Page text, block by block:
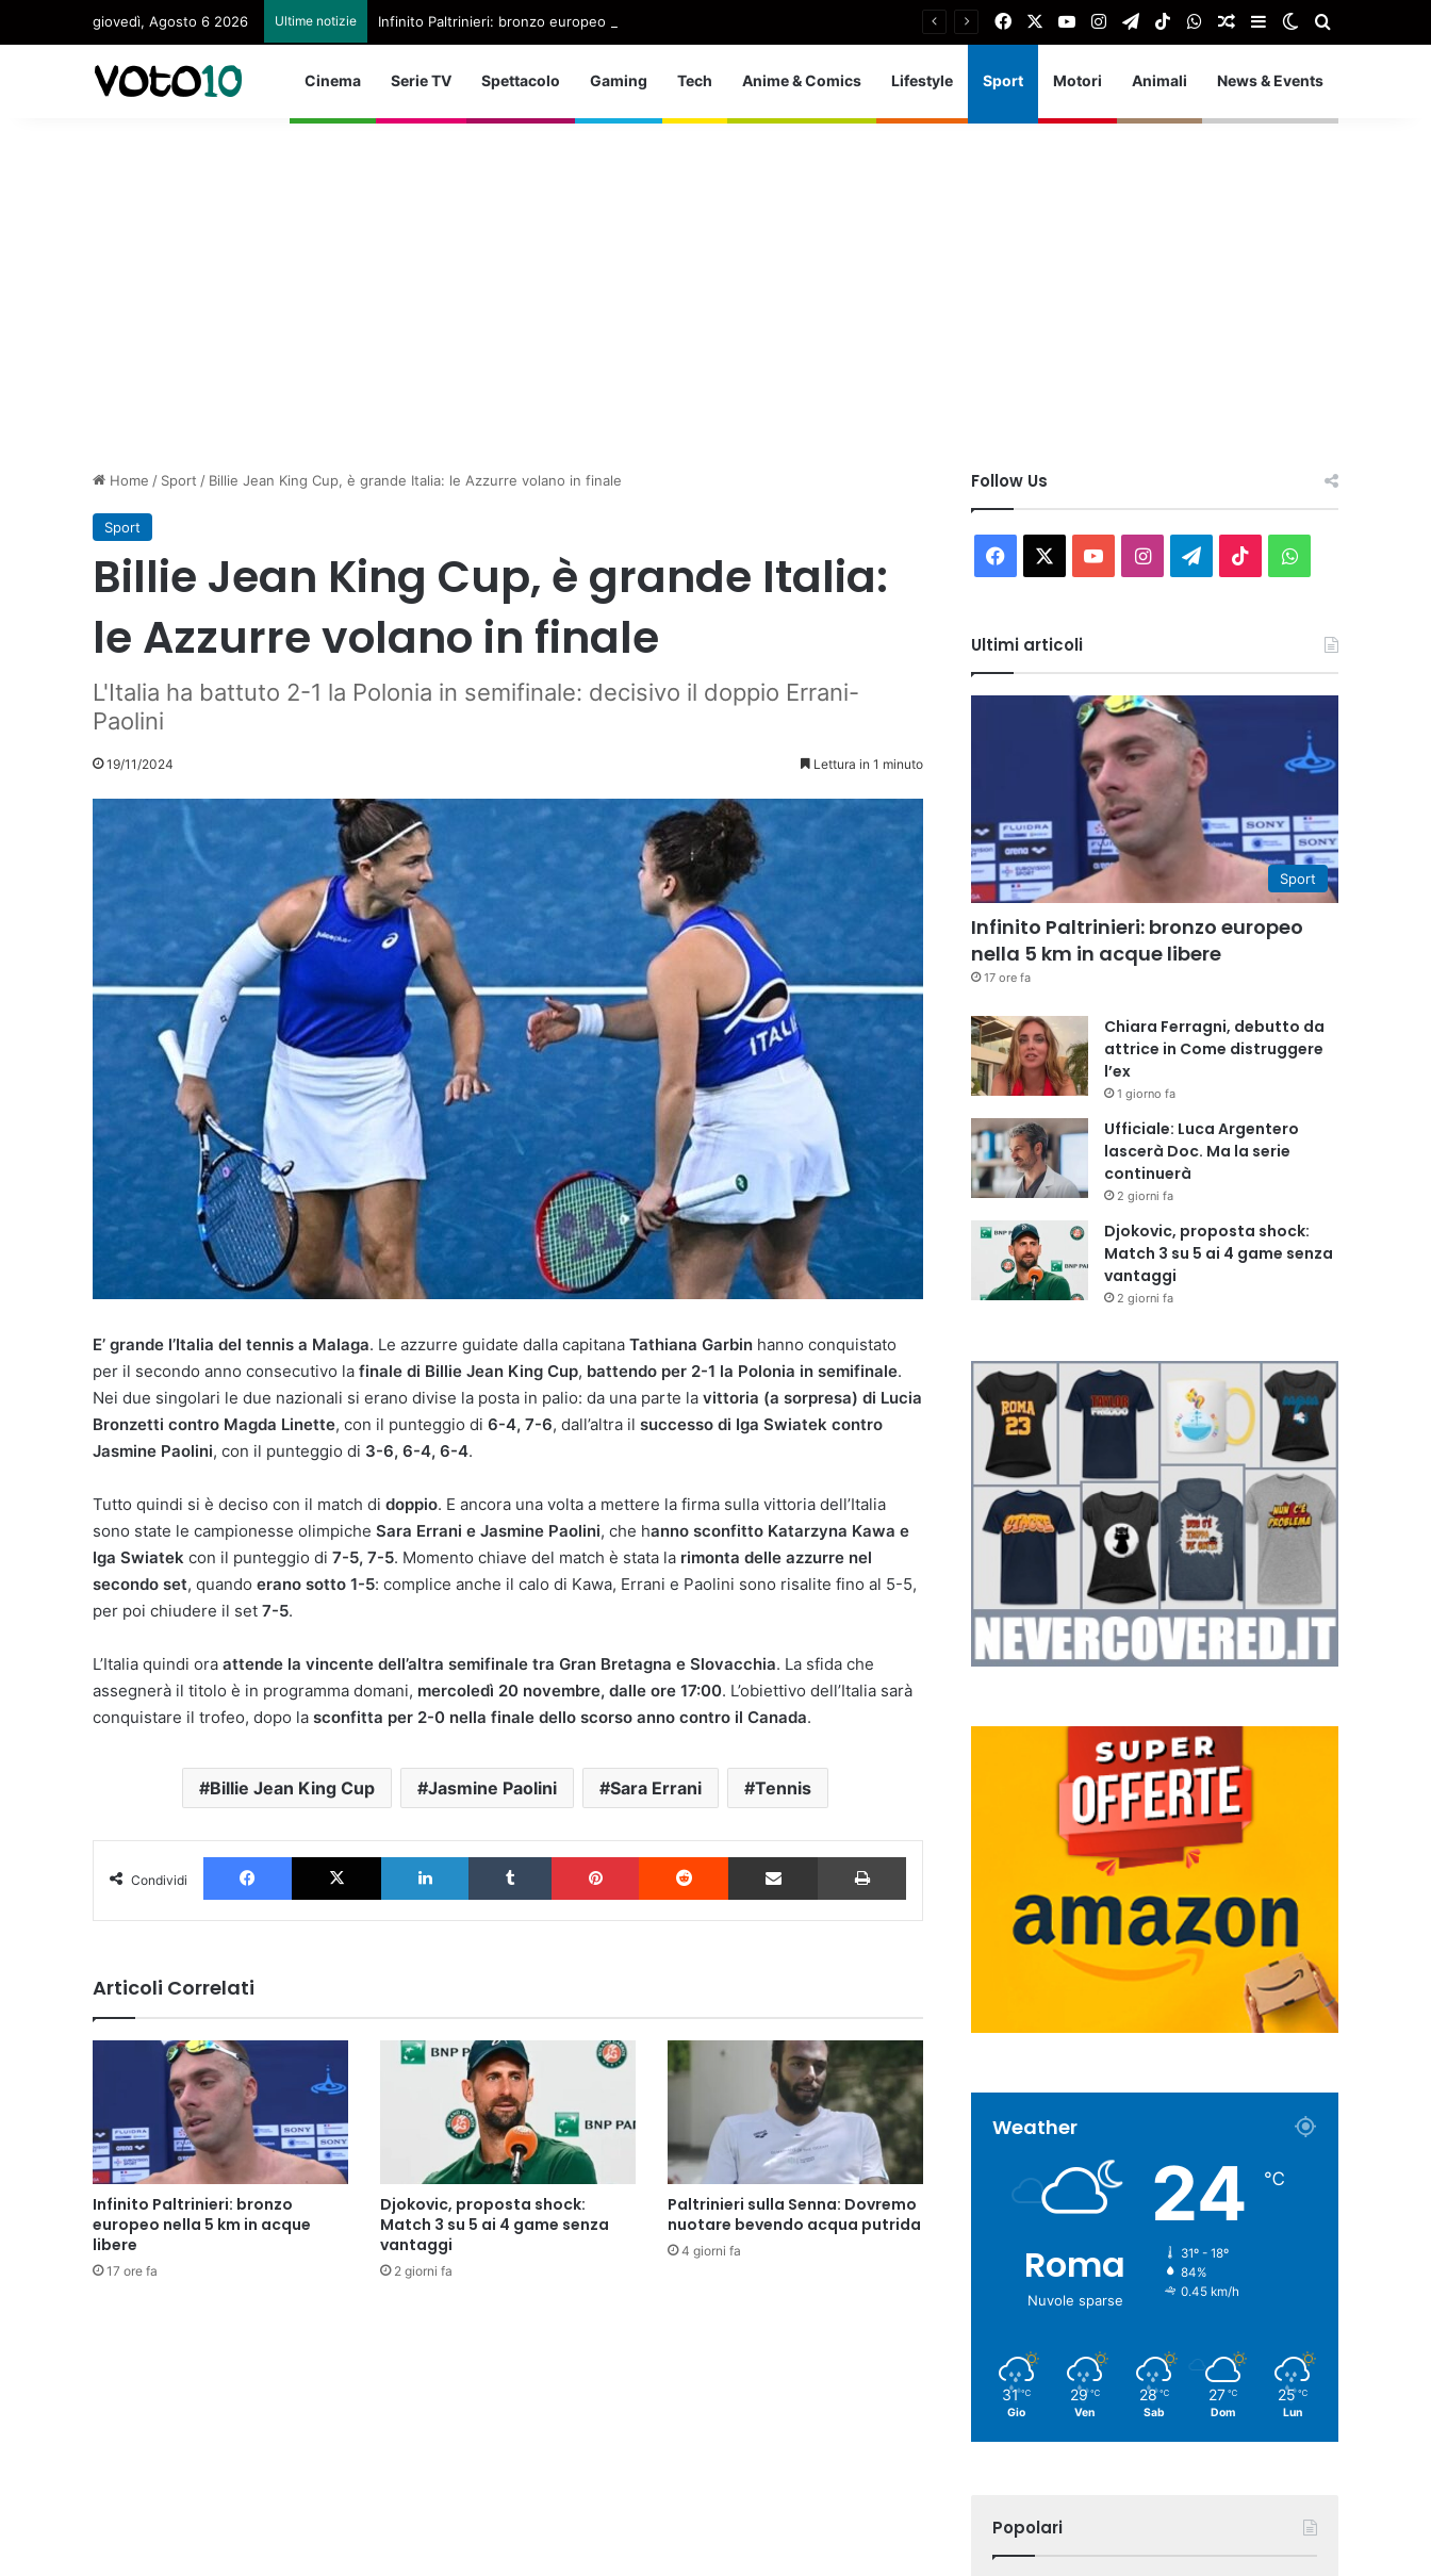
giovedì, Agosto 6 2026 Ultime notizie Infinito Paltrinieri: bronzo europeo nella 5 km in acque libere FacebookYou TubeInstagram
TelegramTikTokWhatsApp
Articolo Random
Barra laterale
Cambia aspetto
Cinema Serie TV Spettacolo Gaming Tech Anime & Comics Lifestyle Sport Motori Animali News & Events
Home / Sport / Billie Jean King Cup, è grande Italia: le Azzurre volano in finale
Sport
Billie Jean King Cup, è grande Italia:
le Azzurre volano in finale
L'Italia ha battuto 2-1 la Polonia in semifinale: decisivo il doppio Errani-
Paolini
19/11/2024 Lettura in 1 minuto
E’ grande l’Italia del tennis a Malaga. Le azzurre guidate dalla capitana Tathiana Garbin hanno conquistato
per il secondo anno consecutivo la finale di Billie Jean King Cup, battendo per 2-1 la Polonia in semifinale.
Nei due singolari le due nazionali si erano divise la posta in palio: da una parte la vittoria (a sorpresa) di Lucia
Bronzetti contro Magda Linette, con il punteggio di 6-4, 7-6, dall’altra il successo di Iga Swiatek contro
Jasmine Paolini, con il punteggio di 3-6, 6-4, 6-4.
Tutto quindi si è deciso con il match di doppio. E ancora una volta a mettere la firma sulla vittoria dell’Italia
sono state le campionesse olimpiche Sara Errani e Jasmine Paolini, che hanno sconfitto Katarzyna Kawa e
Iga Swiatek con il punteggio di 7-5, 7-5. Momento chiave del match è stata la rimonta delle azzurre nel
secondo set, quando erano sotto 1-5: complice anche il calo di Kawa, Errani e Paolini sono risalite fino al 5-5,
per poi chiudere il set 7-5.
L’Italia quindi ora attende la vincente dell’altra semifinale tra Gran Bretagna e Slovacchia. La sfida che
assegnerà il titolo è in programma domani, mercoledì 20 novembre, dalle ore 17:00. L’obiettivo dell’Italia sarà
conquistare il trofeo, dopo la sconfitta per 2-0 nella finale dello scorso anno contro il Canada.
Billie Jean King Cup Jasmine Paolini Sara Errani Tennis
Condividi
Facebook X LinkedIn Tumblr Pinterest Reddit Condividi via Email Stampa
Articoli Correlati
Infinito Paltrinieri: bronzo
europeo nella 5 km in acque
libere
17 ore fa
Djokovic, proposta shock:
Match 3 su 5 ai 4 game senza
vantaggi
2 giorni fa
Paltrinieri sulla Senna: Dovremo
nuotare bevendo acqua putrida
4 giorni fa
Follow Us
Facebook You InstagramTelegram
TikTokWhatsApp
Ultimi articoli
Sport
Infinito Paltrinieri: bronzo europeo
nella 5 km in acque libere
17 ore fa
Chiara Ferragni, debutto da
attrice in Come distruggere
l’ex
1 giorno fa
Ufficiale: Luca Argentero
lascerà Doc. Ma la serie
continuerà
2 giorni fa
Djokovic, proposta shock:
Match 3 su 5 ai 4 game senza
vantaggi
2 giorni fa
Weather
Roma
Nuvole sparse
24 ℃
31º - 18º
84%
0.45 km/h
31 ℃
Gio
29 ℃
Ven
28 ℃
Sab
27 ℃
Dom
25 ℃
Lun
Popolari